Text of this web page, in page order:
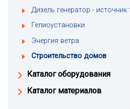
Дизель генератор - источник
Гелиоустановки
Энергия ветра
Строительство домов
Каталог оборудования
Каталог материалов